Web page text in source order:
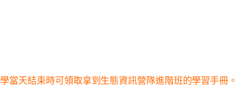
當天結束時可領取拿到生態資訊營隊進階班的學習手冊